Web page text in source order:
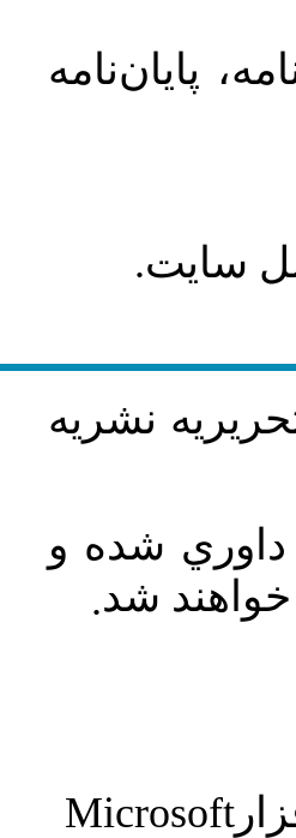
پایان‌نامه
سایت.
نشريه
داوري شده و
شد.
Microsoft